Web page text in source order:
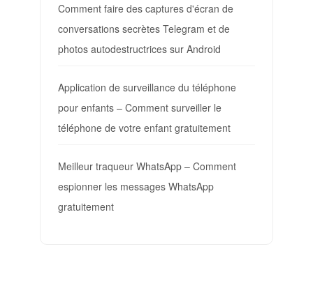
Comment faire des captures d'écran de
conversations secrètes Telegram et de
photos autodestructrices sur Android
Application de surveillance du téléphone
pour enfants – Comment surveiller le
téléphone de votre enfant gratuitement
Meilleur traqueur WhatsApp – Comment
espionner les messages WhatsApp
gratuitement